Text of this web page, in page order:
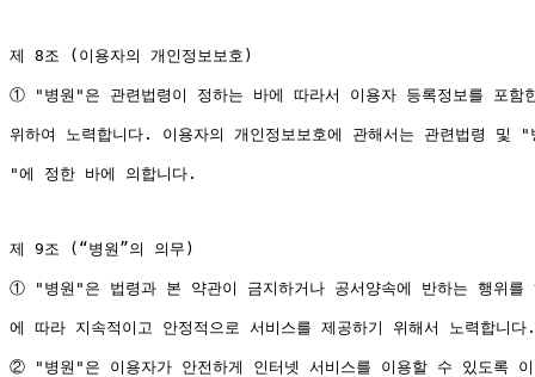
제 8조 (이용자의 개인정보보호)
① "병원"은 관련법령이 정하는 바에 따라서 이용자 등록정보를 포함
위하여 노력합니다. 이용자의 개인정보보호에 관해서는 관련법령 및
"에 정한 바에 의합니다.
제 9조 (“병원”의 의무)
① "병원"은 법령과 본 약관이 금지하거나 공서양속에 반하는 행위
에 따라 지속적이고 안정적으로 서비스를 제공하기 위해서 노력합니다.
② "병원"은 이용자가 안전하게 인터넷 서비스를 이용할 수 있도록 이